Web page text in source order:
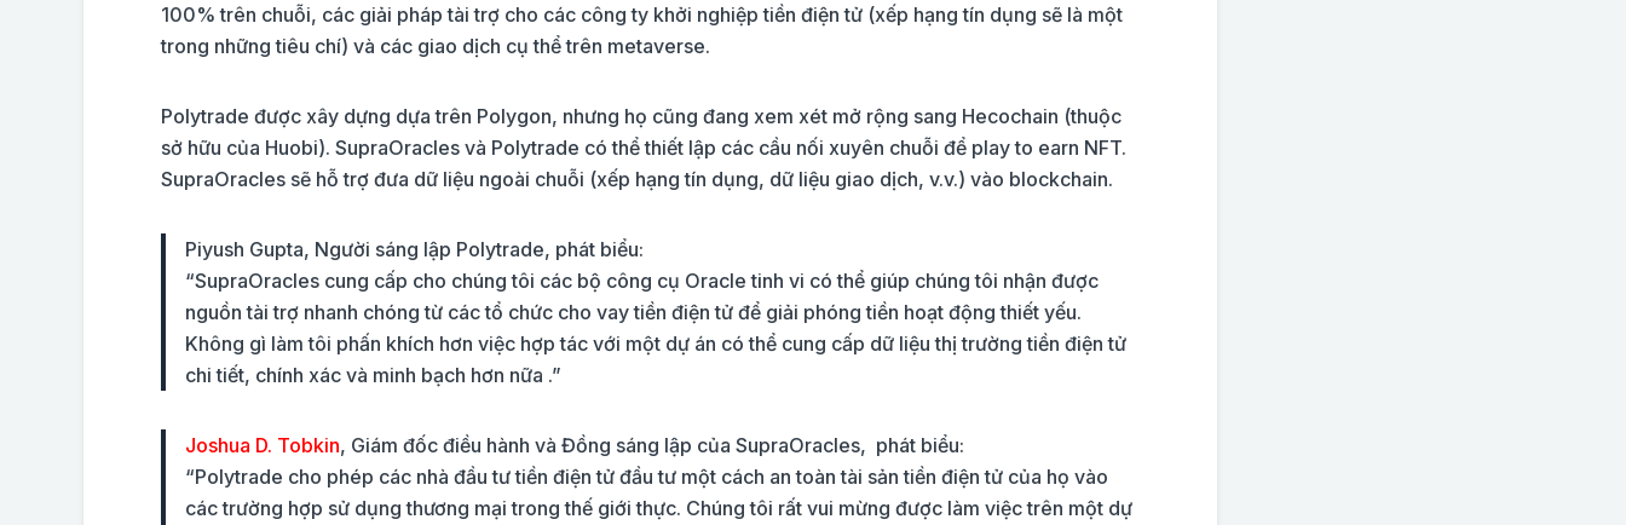
100% trên chuỗi, các giải pháp tài trợ cho các công ty khởi nghiệp tiền điện tử (xếp hạng tín dụng sẽ là một
trong những tiêu chí) và các giao dịch cụ thể trên metaverse.
Polytrade được xây dựng dựa trên Polygon, nhưng họ cũng đang xem xét mở rộng sang Hecochain (thuộc
sở hữu của Huobi). SupraOracles và Polytrade có thể thiết lập các cầu nối xuyên chuỗi để play to earn NFT.
SupraOracles sẽ hỗ trợ đưa dữ liệu ngoài chuỗi (xếp hạng tín dụng, dữ liệu giao dịch, v.v.) vào blockchain.
Piyush Gupta, Người sáng lập Polytrade, phát biểu:
“SupraOracles cung cấp cho chúng tôi các bộ công cụ Oracle tinh vi có thể giúp chúng tôi nhận được
nguồn tài trợ nhanh chóng từ các tổ chức cho vay tiền điện tử để giải phóng tiền hoạt động thiết yếu.
Không gì làm tôi phấn khích hơn việc hợp tác với một dự án có thể cung cấp dữ liệu thị trường tiền điện tử
chi tiết, chính xác và minh bạch hơn nữa .”
Joshua D. Tobkin, Giám đốc điều hành và Đồng sáng lập của SupraOracles, phát biểu:
“Polytrade cho phép các nhà đầu tư tiền điện tử đầu tư một cách an toàn tài sản tiền điện tử của họ vào
các trường hợp sử dụng thương mại trong thế giới thực. Chúng tôi rất vui mừng được làm việc trên một dự